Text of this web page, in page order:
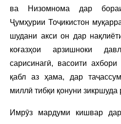
ва Низомнома дар
Ҷумҳурии Тоҷикистон
шудани акси он дар
коғазҳои арзишноки
сарисинагӣ, васоити
қабл аз ҳама, дар
миллӣ тибқи қонуни зикршуда
Имрӯз мардуми кишвар